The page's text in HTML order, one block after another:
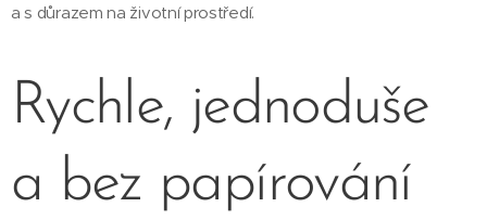
a s důrazem na životní prostředí.
Rychle, jednoduše
a bez papírování